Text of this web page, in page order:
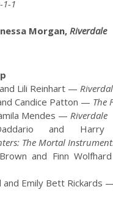
1-1
Morgan, Riverdale
Lili Reinhart —
Candice Patton — The
Mendes — Riverdale
and Harry
The Mortal
and Finn
and Emily Bett Rickards